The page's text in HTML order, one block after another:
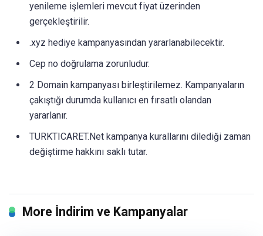
yenileme işlemleri mevcut fiyat üzerinden
gerçekleştirilir.
.xyz hediye kampanyasından yararlanabilecektir.
Cep no doğrulama zorunludur.
2 Domain kampanyası birleştirilemez. Kampanyaların
çakıştığı durumda kullanıcı en fırsatlı olandan
yararlanır.
TURKTICARET.Net kampanya kurallarını dilediği zaman
değiştirme hakkını saklı tutar.
More İndirim ve Kampanyalar